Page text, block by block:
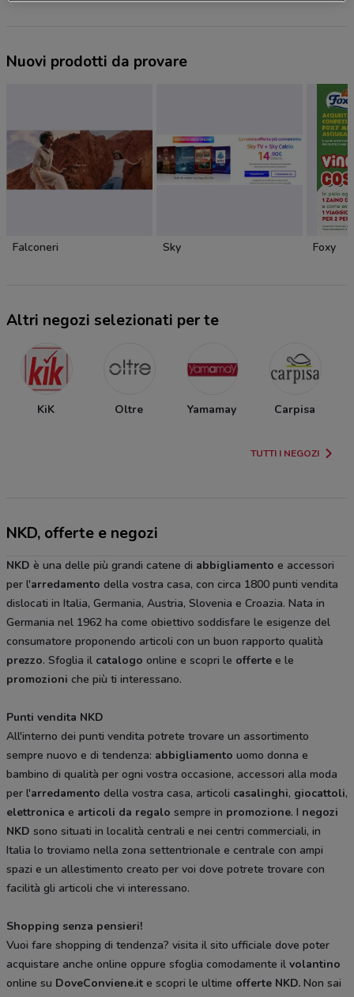
Nuovi prodotti da provare
Falconeri Sky Foxy
Altri negozi selezionati per te
KiK Oltre Yamamay Carpisa
TUTTI I NEGOZI
NKD, offerte e negozi
NKD è una delle più grandi catene di abbigliamento e accessori
per l'arredamento della vostra casa, con circa 1800 punti vendita
dislocati in Italia, Germania, Austria, Slovenia e Croazia. Nata in
Germania nel 1962 ha come obiettivo soddisfare le esigenze del
consumatore proponendo articoli con un buon rapporto qualità
prezzo. Sfoglia il catalogo online e scopri le offerte e le
promozioni che più ti interessano.
Punti vendita NKD
All'interno dei punti vendita potrete trovare un assortimento
sempre nuovo e di tendenza: abbigliamento uomo donna e
bambino di qualità per ogni vostra occasione, accessori alla moda
per l'arredamento della vostra casa, articoli casalinghi, giocattoli,
elettronica e articoli da regalo sempre in promozione. I negozi
NKD sono situati in località centrali e nei centri commerciali, in
Italia lo troviamo nella zona settentrionale e centrale con ampi
spazi e un allestimento creato per voi dove potrete trovare con
facilità gli articoli che vi interessano.
Shopping senza pensieri!
Vuoi fare shopping di tendenza? visita il sito ufficiale dove poter
acquistare anche online oppure sfoglia comodamente il volantino
online su DoveConviene.it e scopri le ultime offerte NKD. Non sai